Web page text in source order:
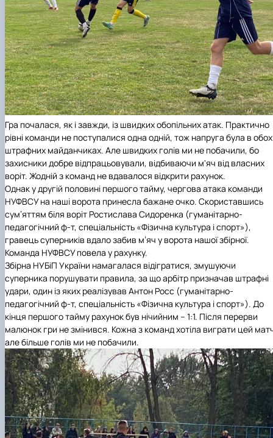
Гра почалася, як і завжди, із швидких обопільних атак. Практично
рівні команди не поступалися одна одній, тож напруга була в обох
штрафних майданчиках. Але швидких голів ми не побачили, бо
захисники добре відпрацьовували, відбиваючи м'яч від власних
воріт. Жодній з команд не вдавалося відкрити рахунок.
Однак у другій половині першого тайму, чергова атака команди
НУФВСУ на наші ворота принесла бажане очко. Скориставшись
сум’яттям біля воріт Ростислава Сидоренка (гуманітарно-
педагогічний ф-т, спеціальність «Фізична культура і спорт»),
гравець суперників вдало забив м’яч у ворота нашої збірної.
Команда НУФВСУ повела у рахунку.
Збірна НУБіП України намагалася відігратися, змушуючи
суперника порушувати правила, за що арбітр призначав штрафні
удари, один із яких реалізував Антон Росс (гуманітарно-
педагогічний ф-т, спеціальність «Фізична культура і спорт»). До
кінця першого тайму рахунок був нічийним – 1:1. Після перерви
малюнок гри не змінився. Кожна з команд хотіла виграти цей
але більше голів ми не побачили.